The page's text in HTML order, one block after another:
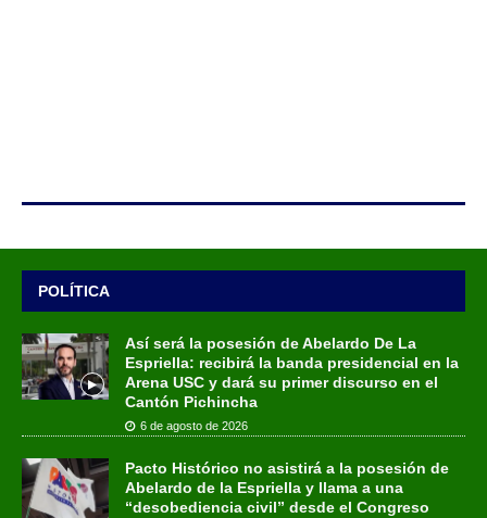
POLÍTICA
Así será la posesión de Abelardo De La
Espriella: recibirá la banda presidencial en la
Arena USC y dará su primer discurso en el
Cantón Pichincha
6 de agosto de 2026
Pacto Histórico no asistirá a la posesión de
Abelardo de la Espriella y llama a una
“desobediencia civil” desde el Congreso